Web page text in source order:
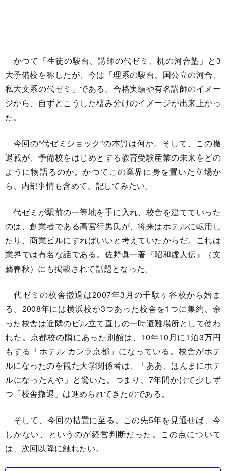
かつて「生徒の駿台、講師の代ゼミ、机の河合塾」と3
大予備校を称したが、今は「理系の駿台、国公立の河合、
私大文系の代ゼミ」である。合格実績や有名講師のイメー
ジから、自ずとこうした棲み分けのイメージが出来上がっ
た。
今回の“代ゼミショック”の本質は何か。そして、この撤
退戦が、予備校をはじめとする教育受験産業の未来をどの
ように物語るのか。かつてこの業界に身を置いた立場か
ら、内部事情も含めて、記してみたい。
代ゼミが駅前の一等地を手に入れ、校舎を建てていった
のは、創業者である高宮行男氏が、将来はホテルに転用し
たり、商業ビルにすればいいと考えていたからだ。これは
業界では有名な話である。佐野眞一著『昭和虚人伝』（文
藝春秋）にも掲載されて話題となった。
代ゼミの校舎撤退は2007年3月の千駄ヶ谷校から始ま
る。2008年には横浜校が3つあった校舎を1つに集約、余
った校舎は近隣のビル立て直しの一時避難場所として使わ
れた。京都校の隣にあった別館は、10年10月に1泊3万円
もする「ホテル カンラ京都」になっている。校舎がホテ
ルになったのを観た大学関係者は、「ああ、ほんまにホテ
ルになったんや」と驚いた。つまり、7年間かけて少しず
つ「校舎撤退」は進められてきたのである。
そして、今回の措置に至る。この先5年を見通せば、今
しかない、というのが経営判断だった。この点について
は、次回以降に触れたい。